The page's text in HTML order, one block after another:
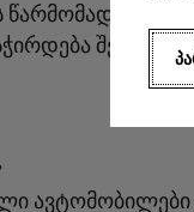
წარმომადგენელი
შენს